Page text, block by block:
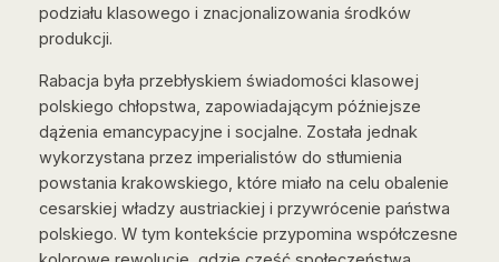
podziału klasowego i znacjonalizowania środków
produkcji.
Rabacja była przebłyskiem świadomości klasowej
polskiego chłopstwa, zapowiadającym późniejsze
dążenia emancypacyjne i socjalne. Została jednak
wykorzystana przez imperialistów do stłumienia
powstania krakowskiego, które miało na celu obalenie
cesarskiej władzy austriackiej i przywrócenie państwa
polskiego. W tym kontekście przypomina współczesne